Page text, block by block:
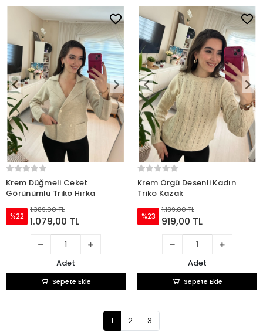
Krem Düğmeli Ceket
Görünümlü Triko Hırka
%22
1.389,00 TL
1.079,00 TL
Adet
Sepete Ekle
Krem Örgü Desenli Kadın
Triko Kazak
%23
1.189,00 TL
919,00 TL
Adet
Sepete Ekle
1 2 3